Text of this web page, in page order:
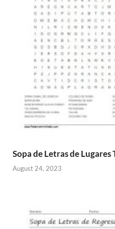
Sopa de Letras de Lugares
August 24, 2023